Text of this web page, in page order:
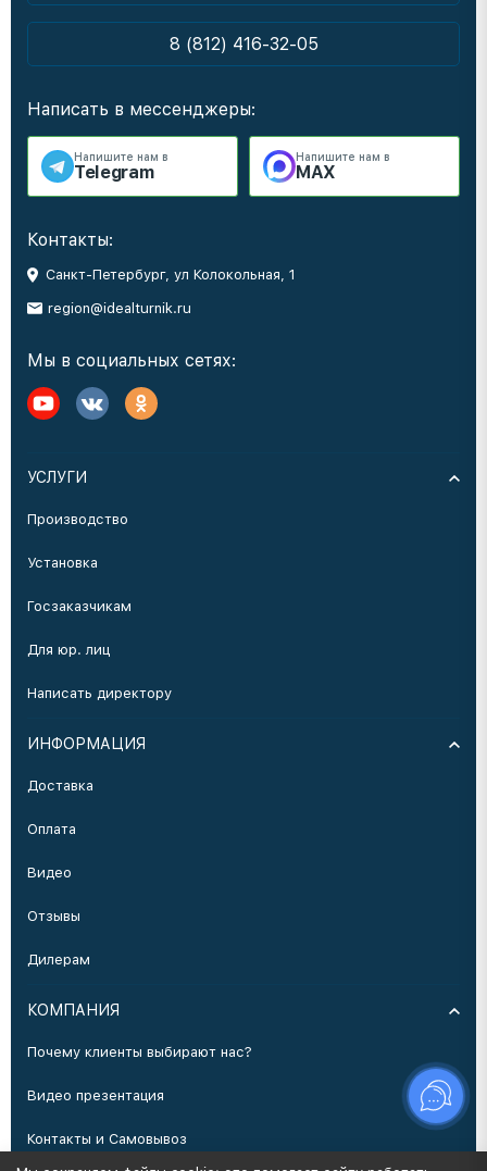
8 (812) 416-32-05
Написать в мессенджеры:
Напишите нам в
Telegram
Напишите нам в
MAX
Контакты:
Санкт-Петербург, ул Колокольная, 1
region@idealturnik.ru
Мы в социальных сетях:
УСЛУГИ
Производство
Установка
Госзаказчикам
Для юр. лиц
Написать директору
ИНФОРМАЦИЯ
Доставка
Оплата
Видео
Отзывы
Дилерам
КОМПАНИЯ
Почему клиенты выбирают нас?
Видео презентация
Контакты и Самовывоз